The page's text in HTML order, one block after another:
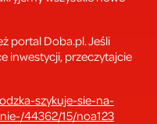
portal Doba.pl. Jeśli
inwestycji, przeczytajcie
szykuje-sie-na-
44362/15/noa123